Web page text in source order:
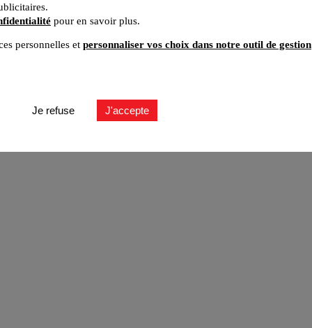
pour en savoir plus.
personnelles et personnaliser vos choix dans notre outil de gestion
Je refuse J'accepte